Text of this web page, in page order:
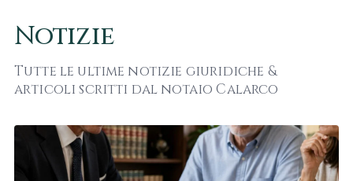
Notizie
Tutte le ultime notizie giuridiche &
articoli scritti dal notaio Calarco